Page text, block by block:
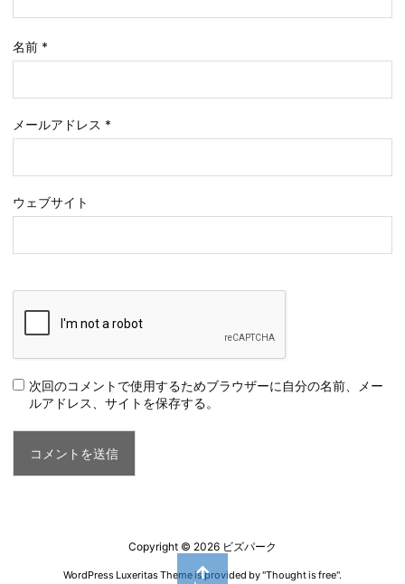
名前 *
メールアドレス *
ウェブサイト
次回のコメントで使用するためブラウザーに自分の名前、メー
ルアドレス、サイトを保存する。
Copyright © 2026 ビズパーク
WordPress Luxeritas Theme is provided by "Thought is free".